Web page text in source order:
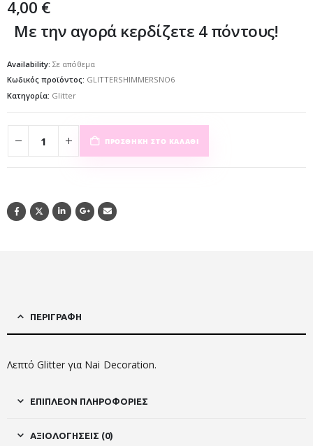
4,00 €
Με την αγορά κερδίζετε 4 πόντους!
Availability: Σε απόθεμα
Κωδικός προϊόντος: GLITTERSHIMMERSNO6
Κατηγορία: Glitter
ΠΡΟΣΘΉΚΗ ΣΤΟ ΚΑΛΆΘΙ
ΠΕΡΙΓΡΑΦΉ
Λεπτό Glitter για Nai Decoration.
ΕΠΙΠΛΈΟΝ ΠΛΗΡΟΦΟΡΊΕΣ
ΑΞΙΟΛΟΓΉΣΕΙΣ (0)